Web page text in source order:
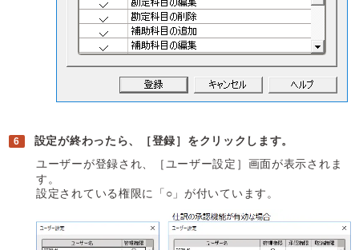
設定が終わったら、［登録］をクリックします。
ユーザーが登録され、［ユーザー設定］画面が表示されま
す。
設定されている権限に「○」が付いています。